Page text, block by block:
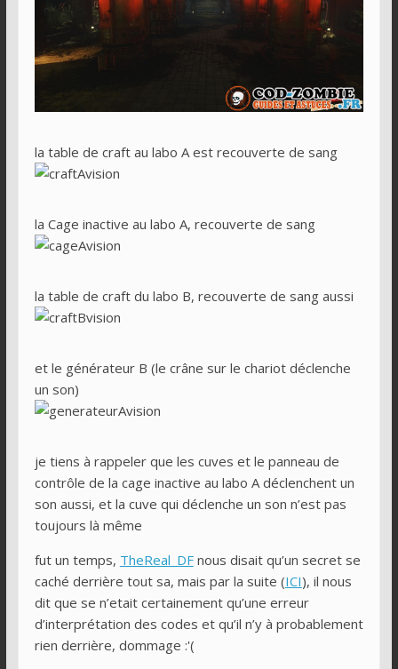
la table de craft au labo A est recouverte de sang
la Cage inactive au labo A, recouverte de sang
la table de craft du labo B, recouverte de sang aussi
et le générateur B (le crâne sur le chariot déclenche
un son)
je tiens à rappeler que les cuves et le panneau de
contrôle de la cage inactive au labo A déclenchent un
son aussi, et la cuve qui déclenche un son n’est pas
toujours là même
fut un temps, TheReal_DFnous disait qu’un secret se
caché derrière tout sa, mais par la suite (ICI), il nous
dit que se n’etait certainement qu’une erreur
d’interprétation des codes et qu’il n’y à probablement
rien derrière, dommage :'(